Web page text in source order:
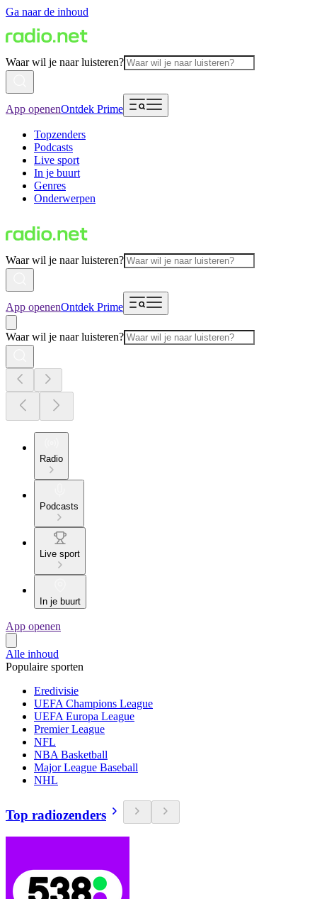
Ga naar de inhoud
Waar wil je naar luisteren?
App openenOntdek Prime
Topzenders
Podcasts
Live sport
In je buurt
Genres
Onderwerpen
Waar wil je naar luisteren?
App openenOntdek Prime
Waar wil je naar luisteren?
Radio
Podcasts
Live sport
In je buurt
App openen
Alle inhoud
Populaire sporten
Eredivisie
UEFA Champions League
UEFA Europa League
Premier League
NFL
NBA Basketball
Major League Baseball
NHL
Top radiozenders